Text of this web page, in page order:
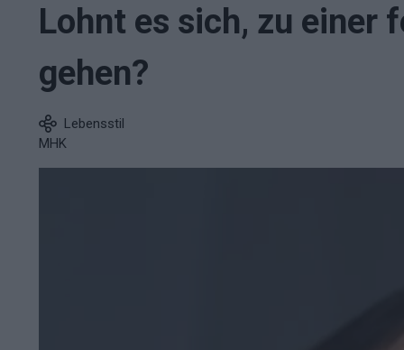
Lohnt es sich, zu einer
gehen?
Lebensstil
MHK